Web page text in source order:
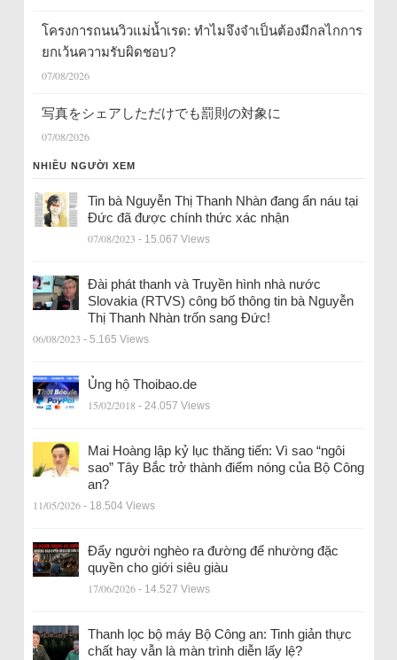
โครงการถนนวิวแม่น้ำเรด: ทำไมจึงจำเป็นต้องมีกลไกการ
ยกเว้นความรับผิดชอบ?
07/08/2026
写真をシェアしただけでも罰則の対象に
07/08/2026
NHIỀU NGƯỜI XEM
Tin bà Nguyễn Thị Thanh Nhàn đang ẩn náu tại
Đức đã được chính thức xác nhận
07/08/2023 - 15.067 Views
Đài phát thanh và Truyền hình nhà nước
Slovakia (RTVS) công bố thông tin bà Nguyễn
Thị Thanh Nhàn trốn sang Đức!
06/08/2023 - 5.165 Views
Ủng hộ Thoibao.de
15/02/2018 - 24.057 Views
Mai Hoàng lập kỷ lục thăng tiến: Vì sao “ngôi
sao” Tây Bắc trở thành điểm nóng của Bộ Công
an?
11/05/2026 - 18.504 Views
Đẩy người nghèo ra đường để nhường đặc
quyền cho giới siêu giàu
17/06/2026 - 14.527 Views
Thanh lọc bộ máy Bộ Công an: Tinh giản thực
chất hay vẫn là màn trình diễn lấy lệ?